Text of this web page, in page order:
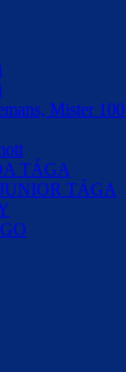
Mister 100
TÁGA
TÁGA